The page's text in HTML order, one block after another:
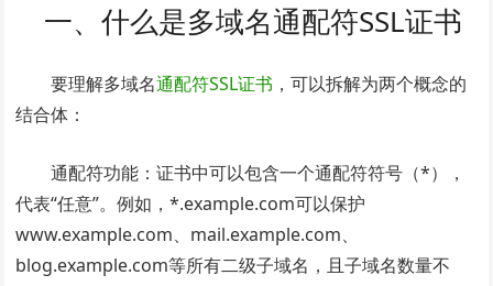
一、什么是多域名通配符SSL证书
要理解多域名通配符SSL证书 ，可以拆解为两个概念的
结合体：
通配符功能：证书中可以包含一个通配符符号（*），
代表“任意”。例如，*.example.com可以保护
www.example.com、mail.example.com、
blog.example.com等所有二级子域名，且子域名数量不